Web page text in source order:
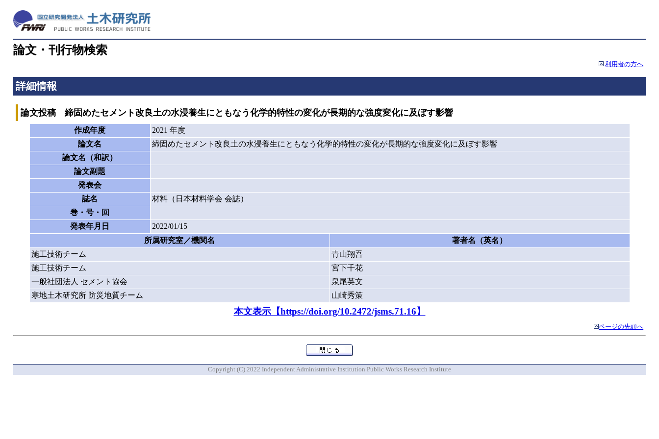
論文・刊行物検索
利用者の方へ
詳細情報
論文投稿 締固めたセメント改良土の水浸養生にともなう化学的特性の変化が長期的な強度変化に及ぼす影響
作成年度
2021 年度
論文名
締固めたセメント改良土の水浸養生にともなう化学的特性の変化が長期的な強度変化に及ぼす影響
論文名（和訳）
論文副題
発表会
誌名
材料（日本材料学会 会誌）
巻・号・回
発表年月日
2022/01/15
所属研究室／機関名
著者名（英名）
施工技術チーム
青山翔吾
施工技術チーム
宮下千花
一般社団法人 セメント協会
泉尾英文
寒地土木研究所 防災地質チーム
山崎秀策
本文表示【https://doi.org/10.2472/jsms.71.16】
ページの先頭へ
Copyright (C) 2022 Independent Administrative Institution Public Works Research Institute